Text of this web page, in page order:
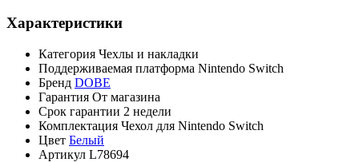
Характеристики
Категория Чехлы и накладки
Поддерживаемая платформа Nintendo Switch
Бренд DOBE
Гарантия От магазина
Срок гарантии 2 недели
Комплектация Чехол для Nintendo Switch
Цвет Белый
Артикул L78694